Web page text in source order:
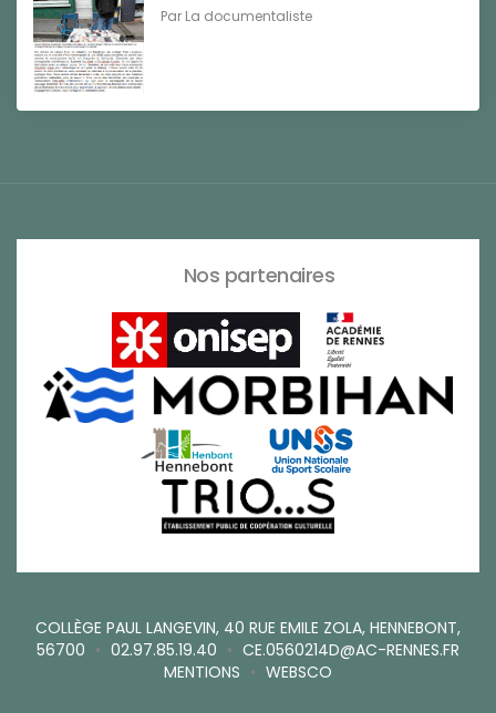
Par La documentaliste
Nos partenaires
COLLÈGE PAUL LANGEVIN, 40 RUE EMILE ZOLA, HENNEBONT,
56700 • 02.97.85.19.40 • CE.0560214D@AC-RENNES.FR
MENTIONS • WEBSCO